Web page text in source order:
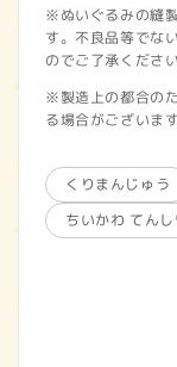
※ぬいぐるみの縫
す。不良品等でな
のでご了承ください
※製造上の都合の
る場合がございま
くりまんじゅう
ちいかわ てん